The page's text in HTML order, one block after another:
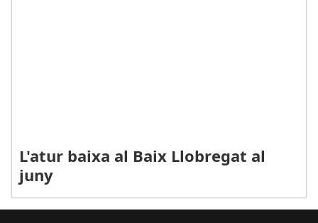
L'atur baixa al Baix Llobregat al
juny